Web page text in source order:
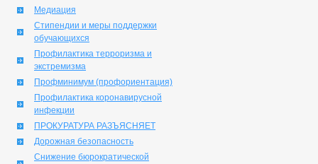
Медиация
Стипендии и меры поддержки
обучающихся
Профилактика терроризма и
экстремизма
Профминимум (профориентация)
Профилактика коронавирусной
инфекции
ПРОКУРАТУРА РАЗЪЯСНЯЕТ
Дорожная безопасность
Снижение бюрократической